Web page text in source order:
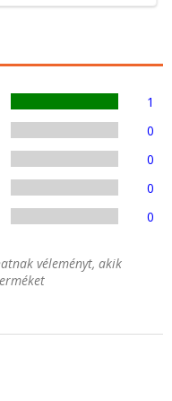
1
0
0
0
0
véleményt, akik